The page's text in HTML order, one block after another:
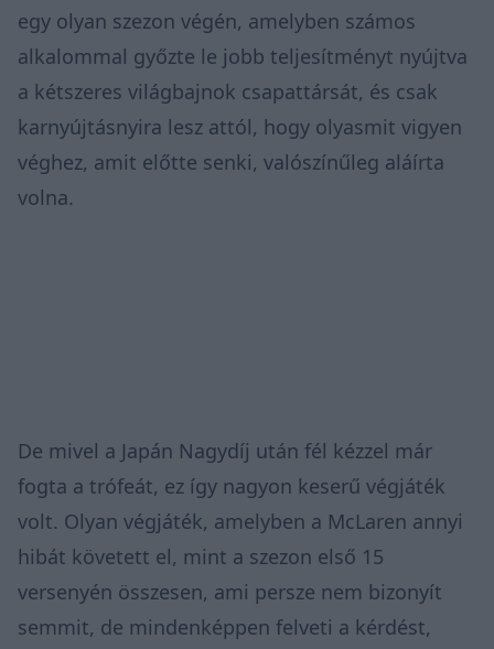
egy olyan szezon végén, amelyben számos
alkalommal győzte le jobb teljesítményt nyújtva
a kétszeres világbajnok csapattársát, és csak
karnyújtásnyira lesz attól, hogy olyasmit vigyen
véghez, amit előtte senki, valószínűleg aláírta
volna.
De mivel a Japán Nagydíj után fél kézzel már
fogta a trófeát, ez így nagyon keserű végjáték
volt. Olyan végjáték, amelyben a McLaren annyi
hibát követett el, mint a szezon első 15
versenyén összesen, ami persze nem bizonyít
semmit, de mindenképpen felveti a kérdést,